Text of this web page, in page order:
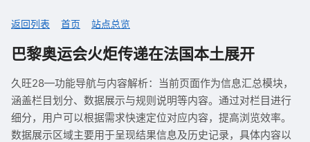
返回列表 首页 站点总览
巴黎奥运会火炬传递在法国本土展开
久旺28—功能导航与内容解析：当前页面作为信息汇总模块，
涵盖栏目划分、数据展示与规则说明等内容。通过对栏目进行
细分，用户可以根据需求快速定位对应内容，提高浏览效率。
数据展示区域主要用于呈现结果信息及历史记录，具体内容以